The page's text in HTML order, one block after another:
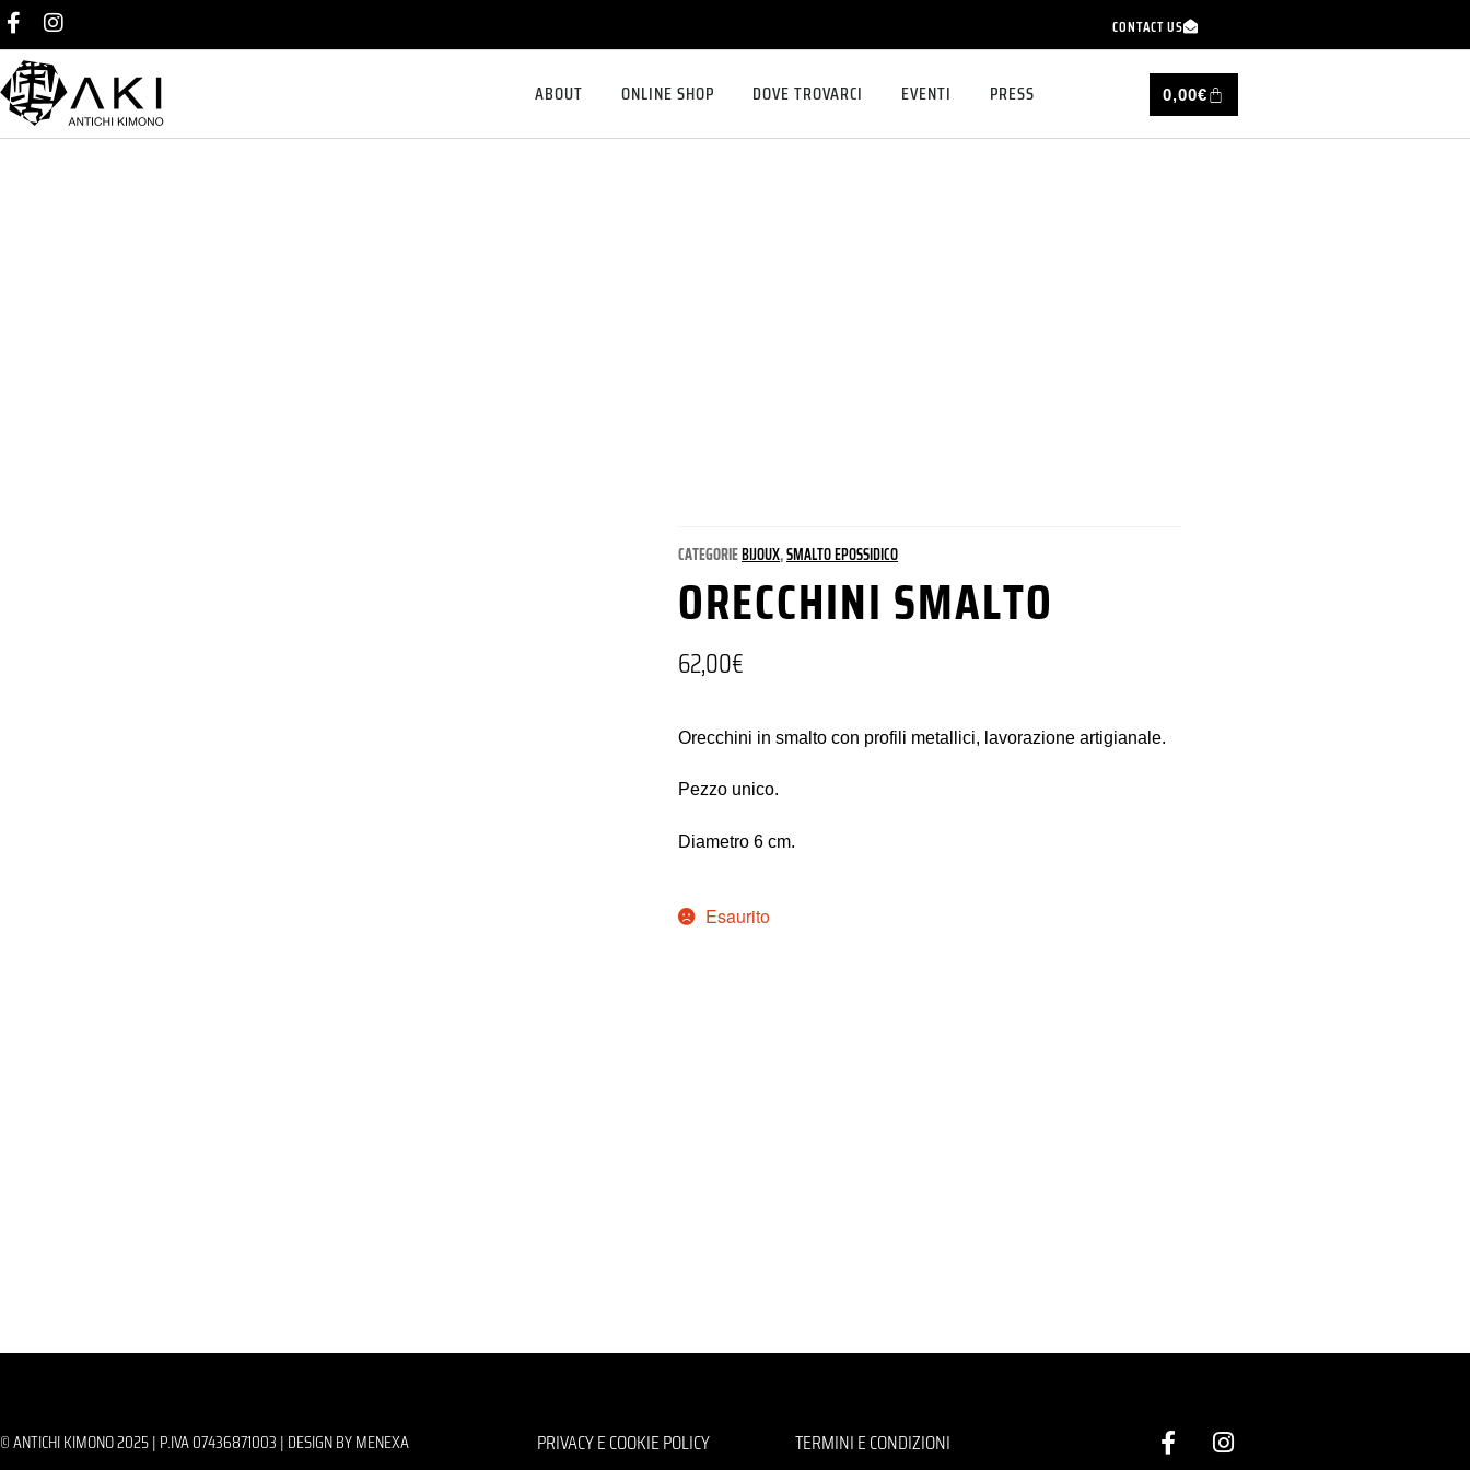
CONTACT US
ABOUT ONLINE SHOP DOVE TROVARCI EVENTI PRESS 0,00€
CATEGORIEBIJOUX,SMALTO EPOSSIDICO
ORECCHINI SMALTO
62,00€
Orecchini in smalto con profili metallici, lavorazione artigianale.
Pezzo unico.
Diametro 6 cm.
Esaurito
© ANTICHI KIMONO 2025 | P.IVA 07436871003 | DESIGN BY MENEXA PRIVACY E COOKIE POLICY TERMINI E CONDIZIONI